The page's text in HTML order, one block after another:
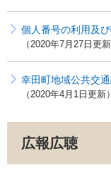
個人番号の利用及
2020年7月27日更新
幸田町地域公共交
2020年4月1日更新
広報広聴